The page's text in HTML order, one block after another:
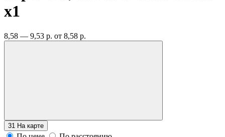
x1
8,58 — 9,53 р. от 8,58 р.
31 На карте